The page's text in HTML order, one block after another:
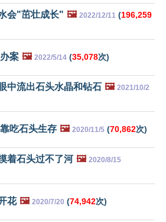
会"茁壮成长" 🖼️ 2022/12/11 (196,259
案 🖼️ 2022/5/14 (35,078次)
中流出石头水晶和钻石 🖼️ 2021/10/2
吃石头生存 🖼️ 2020/11/5 (70,862次)
着石头过不了河 🖼️ 2020/8/15
花 🖼️ 2020/7/20 (74,942次)